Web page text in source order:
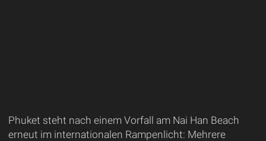
Phuket steht nach einem Vorfall am Nai Han Beach
erneut im internationalen Rampenlicht: Mehrere